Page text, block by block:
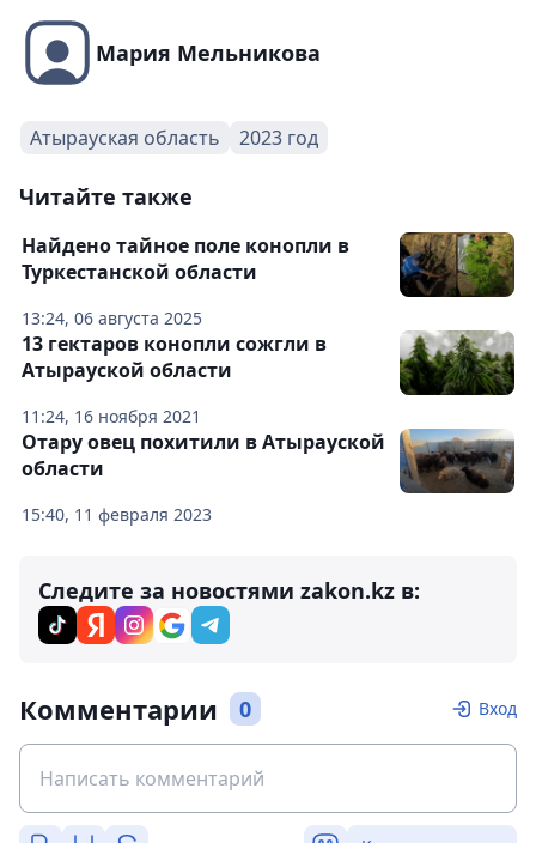
Мария Мельникова
Атырауская область 2023 год
Читайте также
13:24, 06 августа 2025
Найдено тайное поле конопли в
Туркестанской области
11:24, 16 ноября 2021
13 гектаров конопли сожгли в
Атырауской области
15:40, 11 февраля 2023
Отару овец похитили в Атырауской
области
Следите за новостями zakon.kz в:
Комментарии 0 Вход